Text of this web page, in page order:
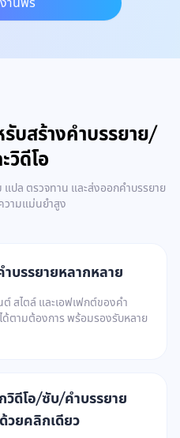
บสร้างคำบรรยาย/
วิดีโอ
ปล ตรวจทาน และส่งออกคำบรรยาย
วามแม่นยำสูง
ำบรรยายหลากหลาย
สไตล์ และเอฟเฟกต์ของคำ
ด้ตามต้องการ พร้อมรองรับหลาย
วิดีโอ/ซับ/คำบรรยาย
วยคลิกเดียว